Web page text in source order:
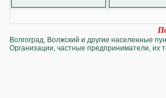
Волгоград, Волжский и другие населенные
Организации, частные предприниматели, их